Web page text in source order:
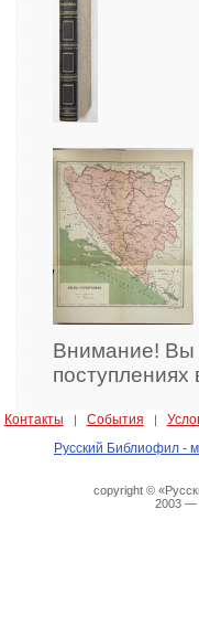
Внимание! Вы
Контакты | События |
Русский Библиофил -
copyright ©
2003 —